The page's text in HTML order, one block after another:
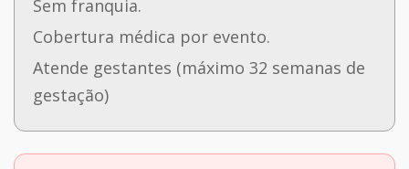
Sem franquia.
Cobertura médica por evento.
Atende gestantes (máximo 32 semanas de
gestação)